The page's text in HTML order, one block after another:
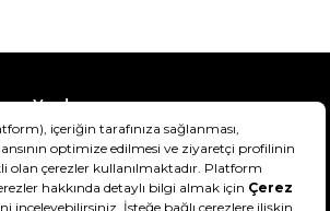
Yardım
Teslimat Bilgisi
Şartlar & Koşullar